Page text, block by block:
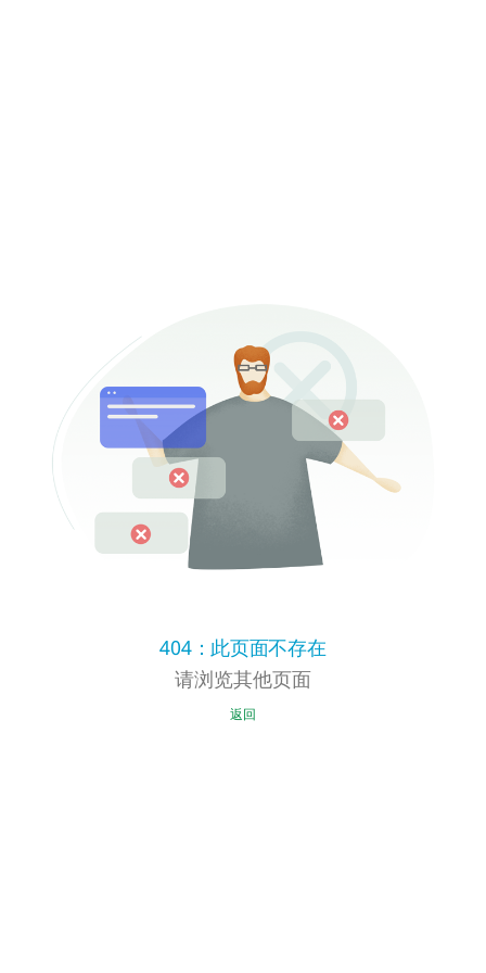
404：此页面不存在
请浏览其他页面
返回